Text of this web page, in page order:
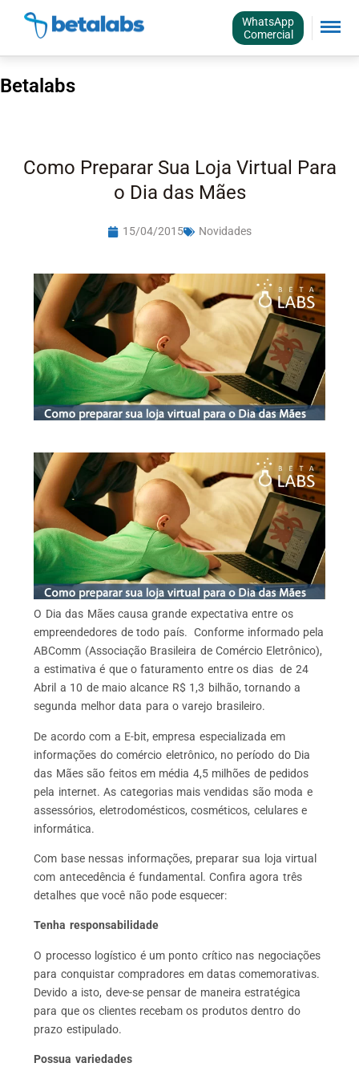
WhatsApp
Comercial
Betalabs
Como Preparar Sua Loja Virtual Para
o Dia das Mães
15/04/2015 Novidades
O Dia das Mães causa grande expectativa entre os
empreendedores de todo país. Conforme informado pela
ABComm (Associação Brasileira de Comércio Eletrônico),
a estimativa é que o faturamento entre os dias de 24
Abril a 10 de maio alcance R$ 1,3 bilhão, tornando a
segunda melhor data para o varejo brasileiro.
De acordo com a E-bit, empresa especializada em
informações do comércio eletrônico, no período do Dia
das Mães são feitos em média 4,5 milhões de pedidos
pela internet. As categorias mais vendidas são moda e
assessórios, eletrodomésticos, cosméticos, celulares e
informática.
Com base nessas informações, preparar sua loja virtual
com antecedência é fundamental. Confira agora três
detalhes que você não pode esquecer:
Tenha responsabilidade
O processo logístico é um ponto crítico nas negociações
para conquistar compradores em datas comemorativas.
Devido a isto, deve-se pensar de maneira estratégica
para que os clientes recebam os produtos dentro do
prazo estipulado.
Possua variedades